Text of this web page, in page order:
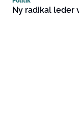
Ny radikal leder